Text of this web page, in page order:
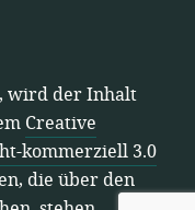
wird der Inhalt
Creative
kommerziell 3.0
die über den